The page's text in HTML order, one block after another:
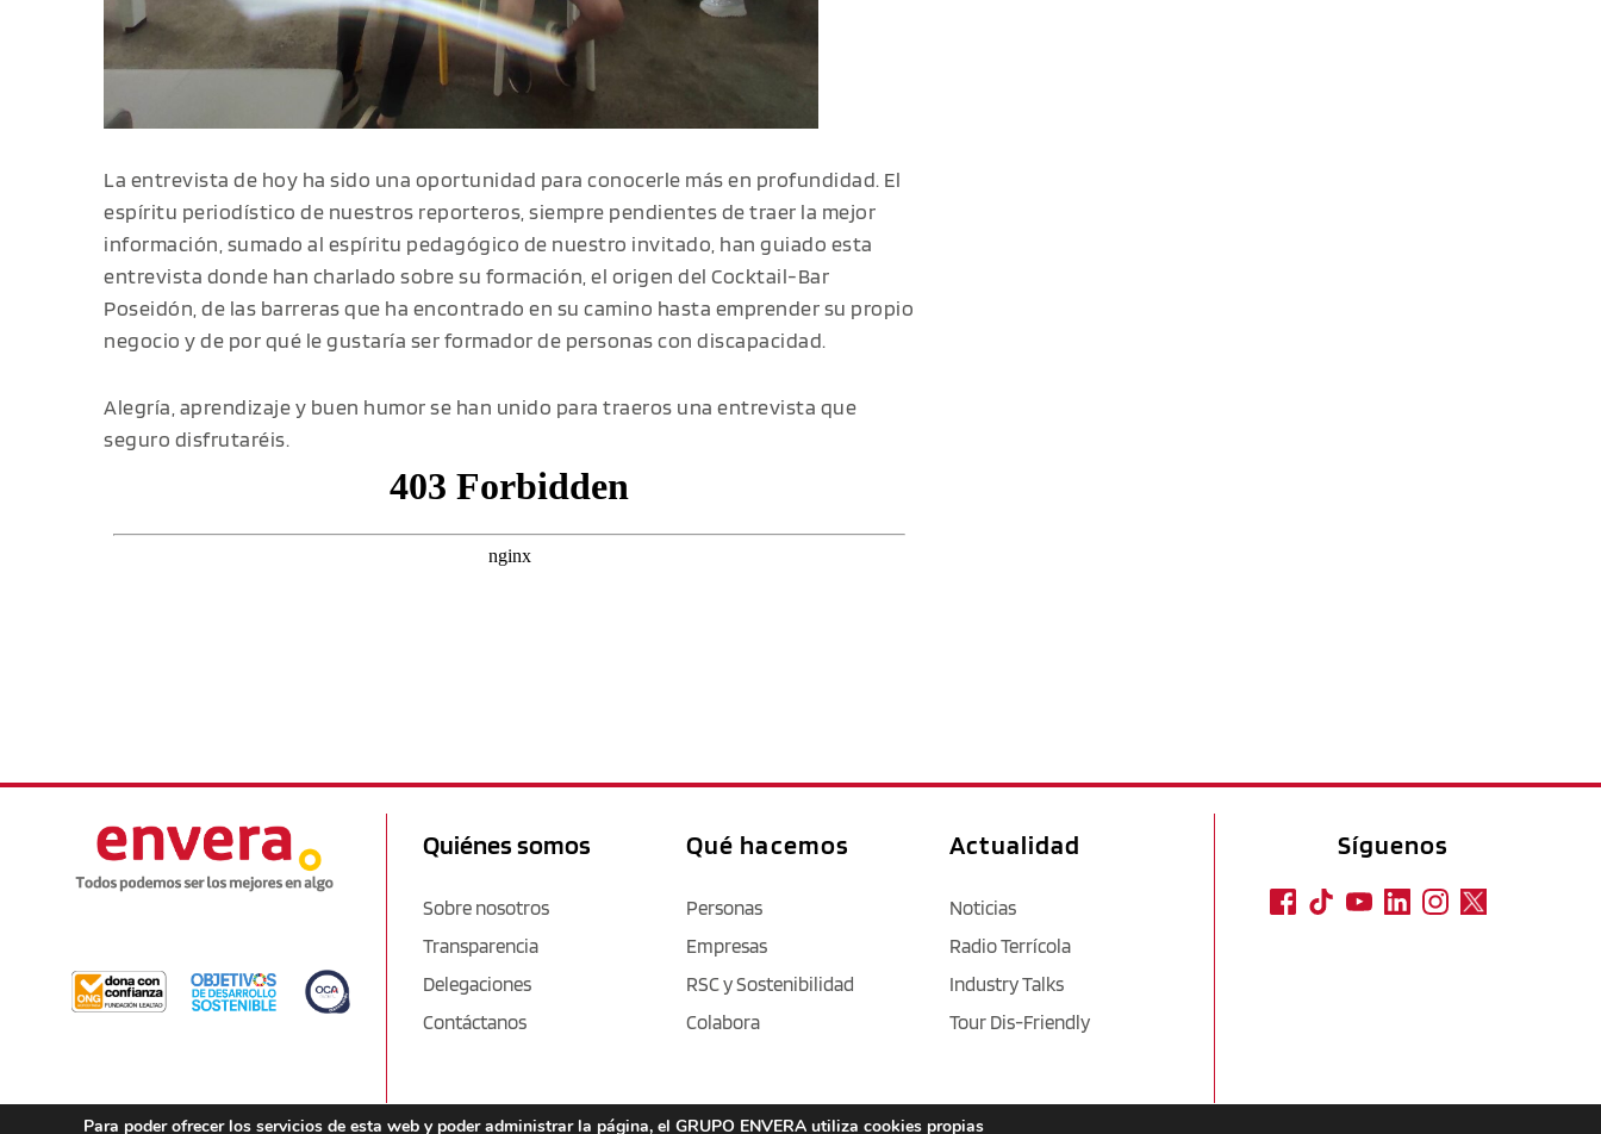
La entrevista de hoy ha sido una oportunidad para conocerle más en profundidad. El
espíritu periodístico de nuestros reporteros, siempre pendientes de traer la mejor
información, sumado al espíritu pedagógico de nuestro invitado, han guiado esta
entrevista donde han charlado sobre su formación, el origen del Cocktail-Bar
Poseidón, de las barreras que ha encontrado en su camino hasta emprender su propio
negocio y de por qué le gustaría ser formador de personas con discapacidad.
Alegría, aprendizaje y buen humor se han unido para traeros una entrevista que
seguro disfrutaréis.
Quiénes somos
Sobre nosotros
Transparencia
Delegaciones
Contáctanos
Qué hacemos
Personas
Empresas
RSC y Sostenibilidad
Colabora
Actualidad
Noticias
Radio Terrícola
Industry Talks
Tour Dis-Friendly
Síguenos
Para poder ofrecer los servicios de esta web y poder administrar la página, el GRUPO ENVERA utiliza cookies propias